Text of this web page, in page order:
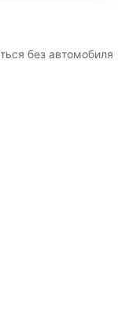
без автомобиля